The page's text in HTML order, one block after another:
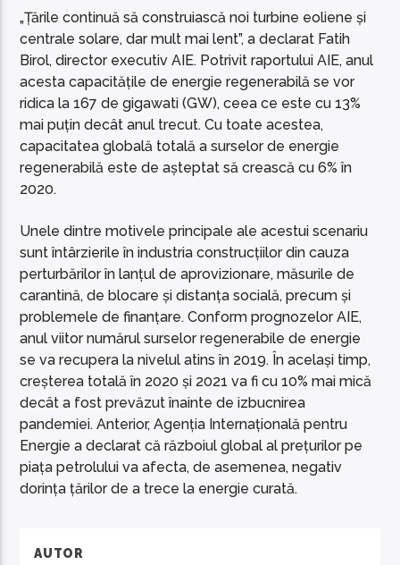
„Țările continuă să construiască noi turbine eoliene și
centrale solare, dar mult mai lent”, a declarat Fatih
Birol, director executiv AIE. Potrivit raportului AIE, anul
acesta capacitățile de energie regenerabilă se vor
ridica la 167 de gigawati (GW), ceea ce este cu 13%
mai puțin decât anul trecut. Cu toate acestea,
capacitatea globală totală a surselor de energie
regenerabilă este de așteptat să crească cu 6% în
2020.
Unele dintre motivele principale ale acestui scenariu
sunt întârzierile în industria construcțiilor din cauza
perturbărilor în lanțul de aprovizionare, măsurile de
carantină, de blocare și distanța socială, precum și
problemele de finanțare. Conform prognozelor AIE,
anul viitor numărul surselor regenerabile de energie
se va recupera la nivelul atins în 2019. În același timp,
creșterea totală în 2020 și 2021 va fi cu 10% mai mică
decât a fost prevăzut înainte de izbucnirea
pandemiei. Anterior, Agenția Internațională pentru
Energie a declarat că războiul global al prețurilor pe
piața petrolului va afecta, de asemenea, negativ
dorința țărilor de a trece la energie curată.
AUTOR